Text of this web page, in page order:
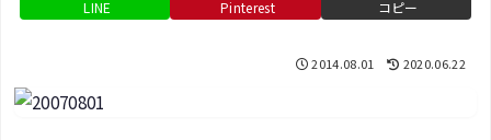
LINE Pinterest コピー
2014.08.01 2020.06.22